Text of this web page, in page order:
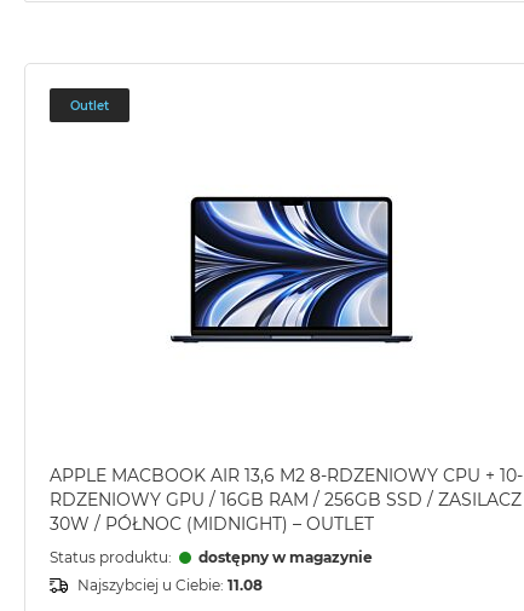
Outlet
APPLE MACBOOK AIR 13,6 M2 8-RDZENIOWY CPU + 10-
RDZENIOWY GPU / 16GB RAM / 256GB SSD / ZASILACZ
30W / PÓŁNOC (MIDNIGHT) – OUTLET
Status produktu:
dostępny w magazynie
Najszybciej u Ciebie: 11.08